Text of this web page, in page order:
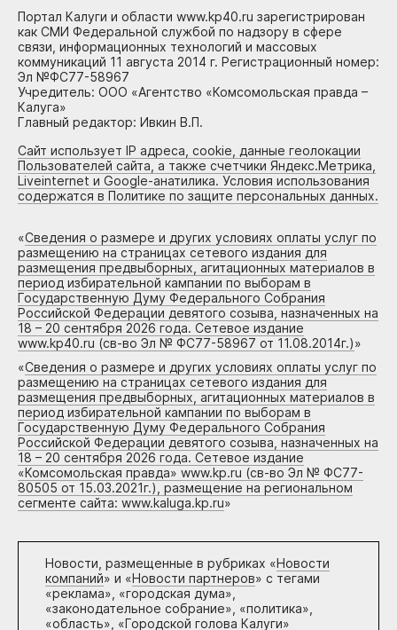
Портал Калуги и области www.kp40.ru зарегистрирован
как СМИ Федеральной службой по надзору в сфере
связи, информационных технологий и массовых
коммуникаций 11 августа 2014 г. Регистрационный номер:
Эл №ФС77-58967
Учредитель: ООО «Агентство «Комсомольская правда –
Калуга»
Главный редактор: Ивкин В.П.
Сайт использует IP адреса, cookie, данные геолокации
Пользователей сайта, а также счетчики Яндекс.Метрика,
Liveinternet и Google-анатилика. Условия использования
содержатся в Политике по защите персональных данных.
«Сведения о размере и других условиях оплаты услуг по
размещению на страницах сетевого издания для
размещения предвыборных, агитационных материалов в
период избирательной кампании по выборам в
Государственную Думу Федерального Собрания
Российской Федерации девятого созыва, назначенных на
18 – 20 сентября 2026 года. Сетевое издание
www.kp40.ru (св-во Эл № ФС77-58967 от 11.08.2014г.)»
«Сведения о размере и других условиях оплаты услуг по
размещению на страницах сетевого издания для
размещения предвыборных, агитационных материалов в
период избирательной кампании по выборам в
Государственную Думу Федерального Собрания
Российской Федерации девятого созыва, назначенных на
18 – 20 сентября 2026 года. Сетевое издание
«Комсомольская правда» www.kp.ru (св-во Эл № ФС77-
80505 от 15.03.2021г.), размещение на региональном
сегменте сайта: www.kaluga.kp.ru»
Новости, размещенные в рубриках «Новости
компаний» и «Новости партнеров» с тегами
«реклама», «городская дума»,
«законодательное собрание», «политика»,
«область», «Городской голова Калуги»